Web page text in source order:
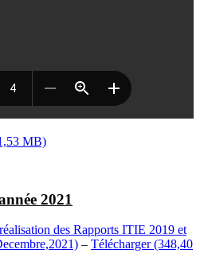
2021
des Rapports ITIE 2019 et
– Télécharger